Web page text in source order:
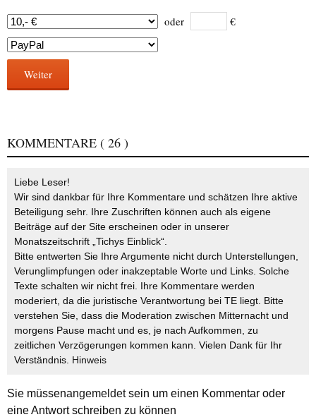
oder €
Weiter
KOMMENTARE ( 26 )
Liebe Leser!
Wir sind dankbar für Ihre Kommentare und schätzen Ihre aktive
Beteiligung sehr. Ihre Zuschriften können auch als eigene
Beiträge auf der Site erscheinen oder in unserer
Monatszeitschrift „Tichys Einblick“.
Bitte entwerten Sie Ihre Argumente nicht durch Unterstellungen,
Verunglimpfungen oder inakzeptable Worte und Links. Solche
Texte schalten wir nicht frei. Ihre Kommentare werden
moderiert, da die juristische Verantwortung bei TE liegt. Bitte
verstehen Sie, dass die Moderation zwischen Mitternacht und
morgens Pause macht und es, je nach Aufkommen, zu
zeitlichen Verzögerungen kommen kann. Vielen Dank für Ihr
Verständnis. Hinweis
Sie müssenangemeldetsein um einen Kommentar oder
eine Antwort schreiben zu können